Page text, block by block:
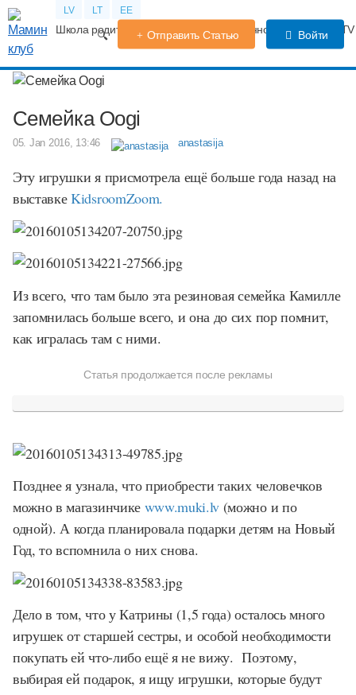
LV LT EE
Школа родителей Календарь беременности Форум
Отправить Статью Войти
Семейка Oogi
05. Jan 2016, 13:46 anastasija
Эту игрушки я присмотрела ещё больше года назад на
выставкеKidsroomZoom.
Из всего, что там было эта резиновая семейка Камилле
запомнилась больше всего, и она до сих пор помнит,
как игралась там с ними.
Статья продолжается после рекламы
Позднее я узнала, что приобрести таких человечков
можно в магазинчике www.muki.lv (можно и по
одной). А когда планировала подарки детям на Новый
Год, то вспомнила о них снова.
Дело в том, что у Катрины (1,5 года) осталось много
игрушек от старшей сестры, и особой необходимости
покупать ей что-либо ещё я не вижу. Поэтому,
выбирая ей подарок, я ищу игрушки, которые будут